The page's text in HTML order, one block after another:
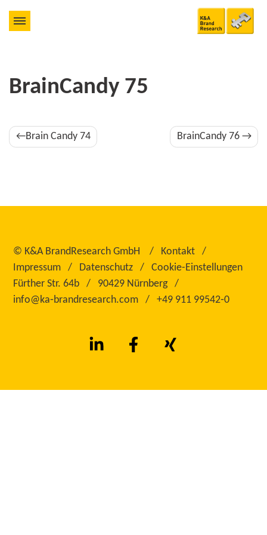
BrainCandy 75
Beitragsnavigation
Brain Candy 74 BrainCandy 76
© K&A BrandResearch GmbH
Kontakt
Impressum
Datenschutz
Cookie-Einstellungen
Fürther Str. 64b
90429 Nürnberg
info@ka‑brandresearch.com
+49 911 99542‑0